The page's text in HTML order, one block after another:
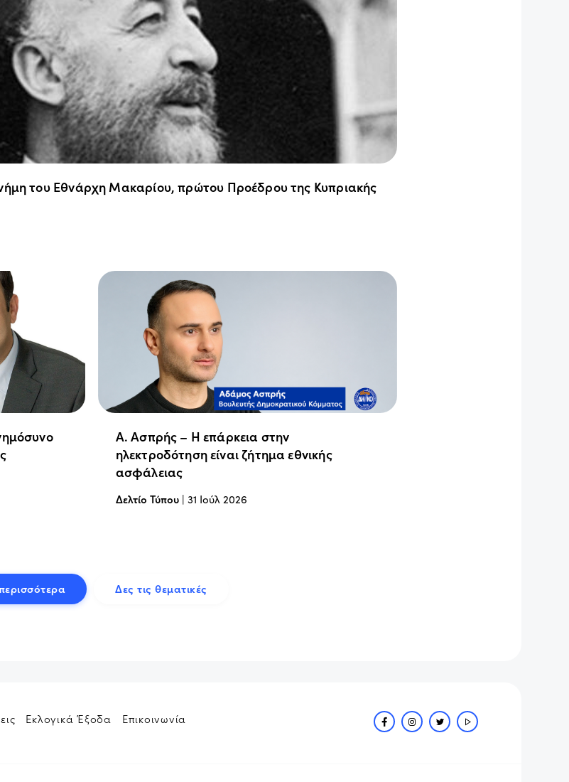
του Εθνάρχη Μακαρίου, πρώτου Προέδρου της Κυπριακής
Α. Ασπρής – Η επάρκεια στην
ηλεκτροδότηση είναι ζήτημα εθνικής
ασφάλειας
Δελτίο Τύπου| 31 Ιούλ 2026
Δες τις θεματικές
Εκλογικά Έξοδα Επικοινωνία